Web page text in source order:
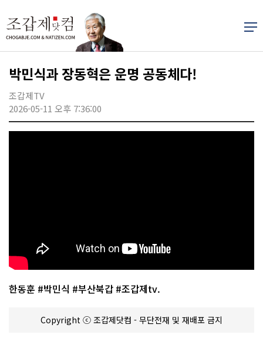
박민식과 장동혁은 운명 공동체다!
조갑제TV
2026-05-11 오후 7:36:00
한동훈 #박민식 #부산북갑 #조갑제tv.
Copyright ⓒ 조갑제닷컴 - 무단전재 및 재배포 금지